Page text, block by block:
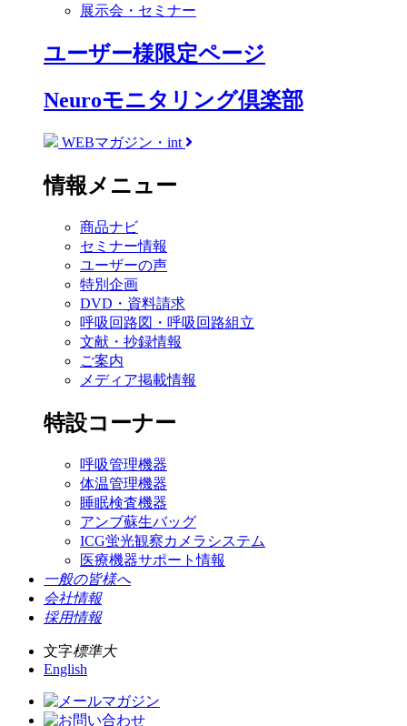
展示会・セミナー
ユーザー様限定ページ
Neuroモニタリング倶楽部
WEBマガジン・int
情報メニュー
商品ナビ
セミナー情報
ユーザーの声
特別企画
DVD・資料請求
呼吸回路図・呼吸回路組立
文献・抄録情報
ご案内
メディア掲載情報
特設コーナー
呼吸管理機器
体温管理機器
睡眠検査機器
アンブ蘇生バッグ
ICG蛍光観察カメラシステム
医療機器サポート情報
一般の皆様へ
会社情報
採用情報
文字標準大
English